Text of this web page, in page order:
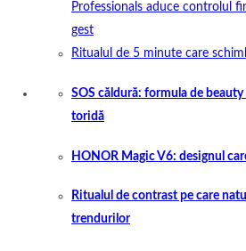
Professionals aduce controlul
gest
Ritualul de 5 minute care
SOS căldură: formula de
toridă
HONOR Magic V6: designul
Ritualul de contrast pe care
trendurilor